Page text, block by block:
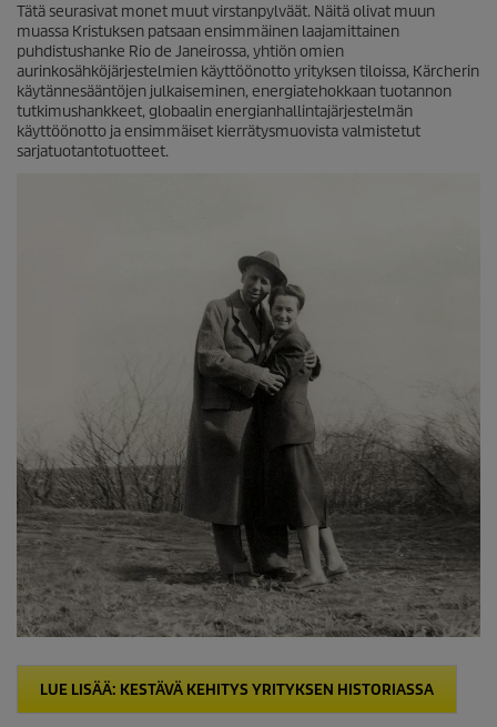
Tätä seurasivat monet muut virstanpylväät. Näitä olivat muun
muassa Kristuksen patsaan ensimmäinen laajamittainen
puhdistushanke Rio de Janeirossa, yhtiön omien
aurinkosähköjärjestelmien käyttöönotto yrityksen tiloissa, Kärcherin
käytännesääntöjen julkaiseminen, energiatehokkaan tuotannon
tutkimushankkeet, globaalin energianhallintajärjestelmän
käyttöönotto ja ensimmäiset kierrätysmuovista valmistetut
sarjatuotantotuotteet.
LUE LISÄÄ: KESTÄVÄ KEHITYS YRITYKSEN HISTORIASSA